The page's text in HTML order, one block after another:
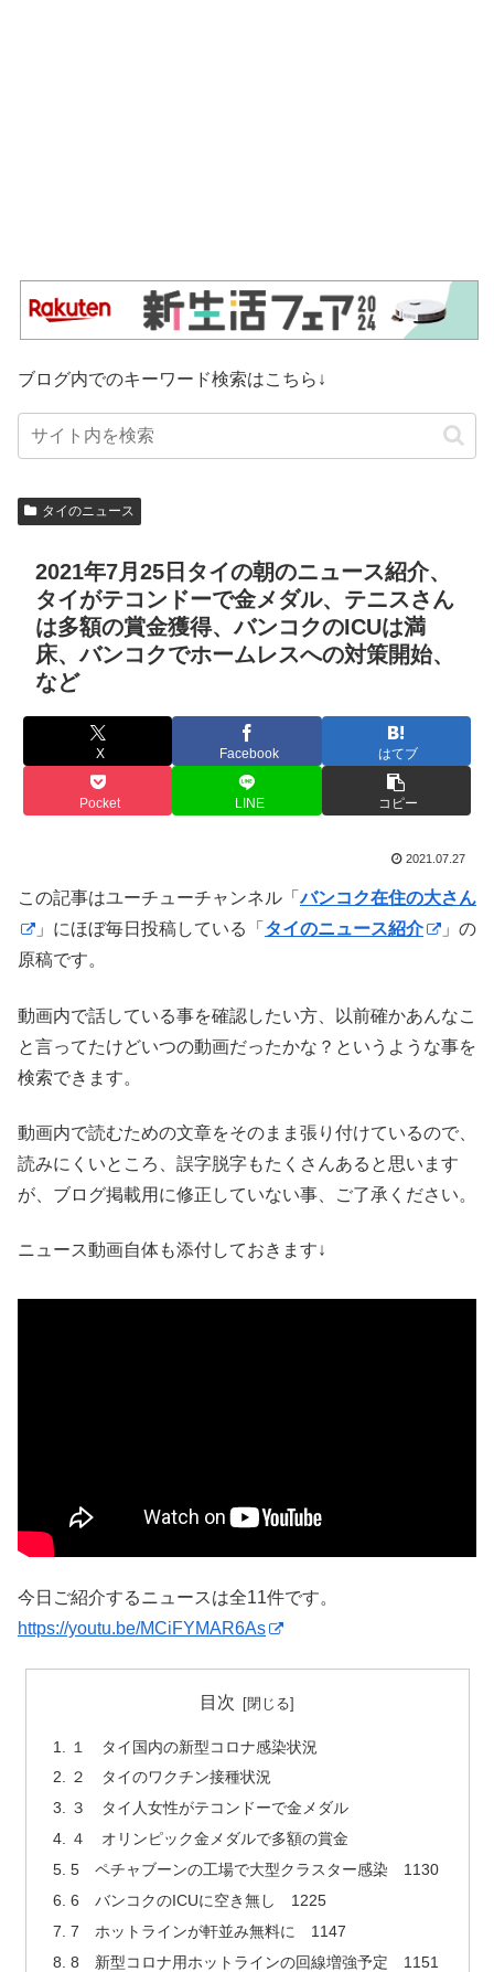
ブログ内でのキーワード検索はこちら↓
タイのニュース
2021年7月25日タイの朝のニュース紹介、
タイがテコンドーで金メダル、テニスさん
は多額の賞金獲得、バンコクのICUは満
床、バンコクでホームレスへの対策開始、
など
X Facebook はてブ
Pocket LINE コピー
2021.07.27
この記事はユーチューチャンネル「バンコク在住の大さん
」にほぼ毎日投稿している「 タイのニュース紹介
」の
原稿です。
動画内で話している事を確認したい方、以前確かあんなこ
と言ってたけどいつの動画だったかな？というような事を
検索できます。
動画内で読むための文章をそのまま張り付けているので、
読みにくいところ、誤字脱字もたくさんあると思います
が、ブログ掲載用に修正していない事、ご了承ください。
ニュース動画自体も添付しておきます↓
今日ご紹介するニュースは全11件です。
https://youtu.be/MCiFYMAR6As
目次
１ タイ国内の新型コロナ感染状況
２ タイのワクチン接種状況
３ タイ人女性がテコンドーで金メダル
４ オリンピック金メダルで多額の賞金
5 ペチャブーンの工場で大型クラスター感染 1130
6 バンコクのICUに空き無し 1225
7 ホットラインが軒並み無料に 1147
8 新型コロナ用ホットラインの回線増強予定 1151